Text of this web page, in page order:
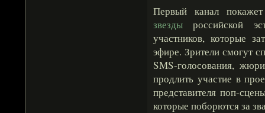
Первый канал
звезды российской
участников, которые
эфире. Зрители смогут
SMS-голосования,
продлить участие в
представителя поп-
которые поборются за